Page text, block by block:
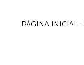
PÁGINA INICIAL